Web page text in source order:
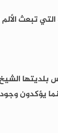
تبعث
بلديتها
يؤكدون